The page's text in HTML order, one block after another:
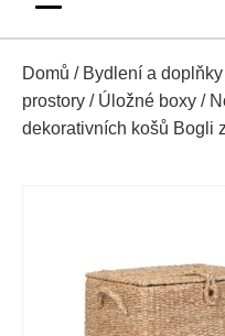
Domů / Bydlení a doplňky
prostory / Úložné boxy /
dekorativních košů Bogli